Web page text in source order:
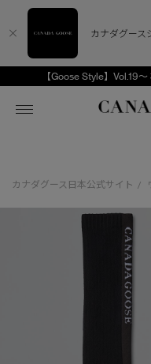
【Goose Style】Vol.19
ディスカバー
アンバサダー
スプリングコ
新着アイテム
ベストセラー
FW26コレク
新着アイテム
ベストセラー
FW26コレク
ベビー（
キッズ（2‐7
ユース（6＋歳)
CANADA
ウェアの下
カナダグース日本公式サイト /
カナダグース